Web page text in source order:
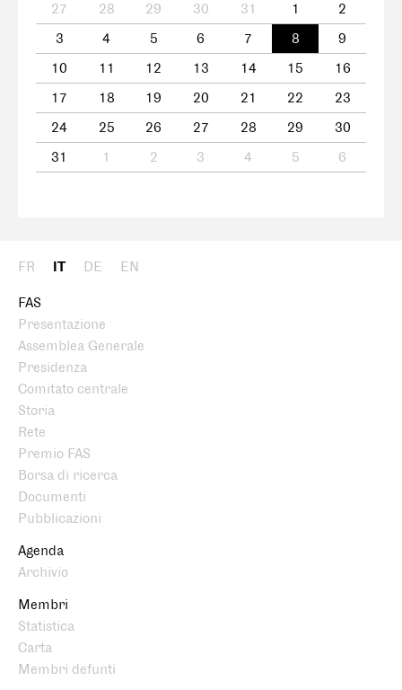
27
28 29 30 31 1
2
3
4 5 6 7 8
9
10
11 12 13 14 15
16
17
18 19 20 21 22
23
24
25 26 27 28 29
30
31
1 2 3 4 5 6
FR IT DE EN
FAS
Presentazione
Assemblea Generale
Presidenza
Comitato centrale
Storia
Rete
Premio FAS
Borsa di ricerca
Documenti
Pubblicazioni
Agenda
Archivio
Membri
Statistica
Carta
Membri defunti